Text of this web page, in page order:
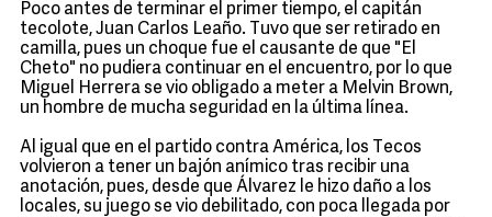
Poco antes de terminar el primer tiempo, el capitán
tecolote, Juan Carlos Leaño. Tuvo que ser retirado en
camilla, pues un choque fue el causante de que "El
Cheto" no pudiera continuar en el encuentro, por lo que
Miguel Herrera se vio obligado a meter a Melvin Brown,
un hombre de mucha seguridad en la última línea.
Al igual que en el partido contra América, los Tecos
volvieron a tener un bajón anímico tras recibir una
anotación, pues, desde que Álvarez le hizo daño a los
locales, su juego se vio debilitado, con poca llegada por